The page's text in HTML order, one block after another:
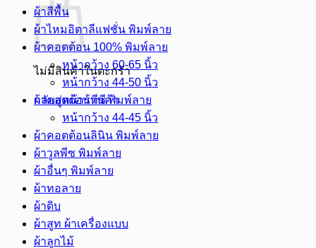
ไม่มีสินค้าในตะกร้า
กลับสู่หน้าร้านค้า
ผ้าสีพื้น
ผ้าไหมอิตาลีแฟชั่น พิมพ์ลาย
ผ้าคอตต้อน 100% พิมพ์ลาย
หน้ากว้าง 60-65 นิ้ว
หน้ากว้าง 44-50 นิ้ว
ผ้าคอตต้อนทีซี พิมพ์ลาย
หน้ากว้าง 44-45 นิ้ว
ผ้าคอตต้อนลินิน พิมพ์ลาย
ผ้าวูลพีซ พิมพ์ลาย
ผ้าอื่นๆ พิมพ์ลาย
ผ้าทอลาย
ผ้าดิบ
ผ้าสูท ผ้าเครื่องแบบ
ผ้าลูกไม้